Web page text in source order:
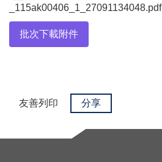
_115ak00406_1_27091134048.pdf
批次下載附件
友善列印 分享